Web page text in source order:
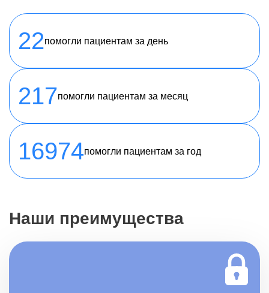
22помогли пациентам за день
217помогли пациентам за месяц
16974помогли пациентам за год
Наши преимущества